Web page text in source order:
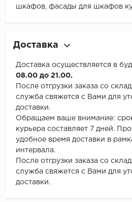
шкафов, фасады для шкафов
Доставка
Доставка осуществляется в
08.00 до 21.00.
После отгрузки заказа со
служба свяжется с Вами для
доставки.
Обращаем ваше внимание:
курьера составляет 7 дней.
удобное время доставки в
интервала.
После отгрузки заказа со
служба свяжется с Вами для
доставки.